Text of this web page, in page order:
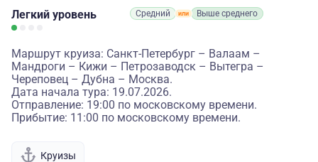
Легкий уровень Средний Выше среднего
Маршрут круиза: Санкт-Петербург – Валаам –
Мандроги – Кижи – Петрозаводск – Вытегра –
Череповец – Дубна – Москва.
Дата начала тура: 19.07.2026.
Отправление: 19:00 по московскому времени.
Прибытие: 11:00 по московскому времени.
Круизы